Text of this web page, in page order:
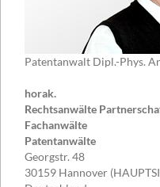
Patentanwalt Dipl.-Phys.
horak.
Rechtsanwälte
Fachanwälte
Patentanwälte
Georgstr. 48
30159 Hannover